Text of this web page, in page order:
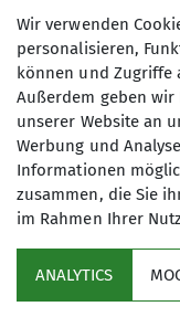
Am 22.11.2013
der
den
Kletterinnen in
Nach dem
einem
"Mattenlaufen",
warme Brotzeit.
So gestärkt
von allen doch
Wir verwenden
personalisieren,
können und Zugriffe
Außerdem geben
unserer Website an
Werbung und
Informationen
zusammen, die Sie
im Rahmen Ihrer
ANALYTICS